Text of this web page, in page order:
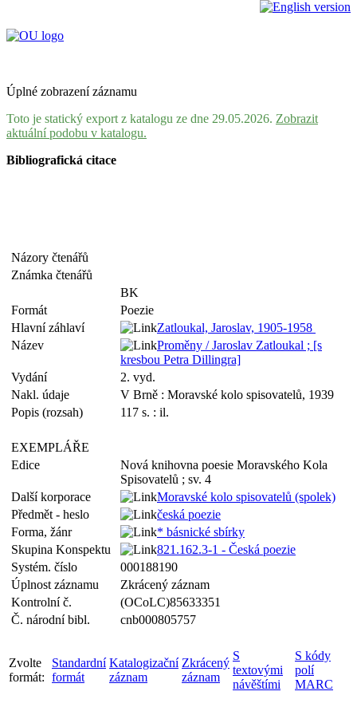
Úplné zobrazení záznamu
Toto je statický export z katalogu ze dne 29.05.2026. Zobrazit
aktuální podobu v katalogu.
Bibliografická citace
Názory čtenářů
Známka čtenářů
BK
Formát
Poezie
Hlavní záhlaví
Zatloukal, Jaroslav, 1905-1958
Název
Proměny / Jaroslav Zatloukal ; [s
kresbou Petra Dillingra]
Vydání
2. vyd.
Nakl. údaje
V Brně : Moravské kolo spisovatelů, 1939
Popis (rozsah)
117 s. : il.
EXEMPLÁŘE
Edice
Nová knihovna poesie Moravského Kola
Spisovatelů ; sv. 4
Další korporace
Moravské kolo spisovatelů (spolek)
Předmět - heslo
česká poezie
Forma, žánr
* básnické sbírky
Skupina Konspektu
821.162.3-1 - Česká poezie
Systém. číslo
000188190
Úplnost záznamu
Zkrácený záznam
Kontrolní č.
(OCoLC)85633351
Č. národní bibl.
cnb000805757
Zvolte
formát:
Standardní
formát
Katalogizační
záznam
Zkrácený
záznam
S
textovými
návěštími
S kódy
polí
MARC